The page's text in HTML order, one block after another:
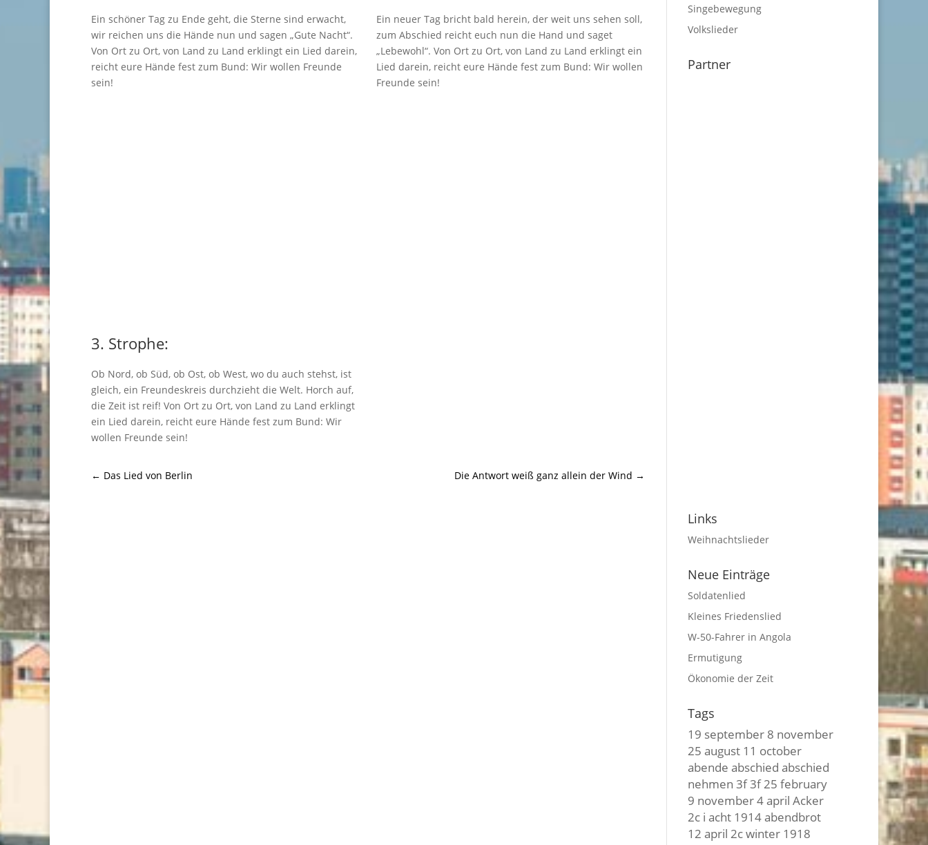
Ein schöner Tag zu Ende geht, die Sterne sind erwacht,
wir reichen uns die Hände nun und sagen „Gute Nacht“.
Von Ort zu Ort, von Land zu Land erklingt ein Lied darein,
reicht eure Hände fest zum Bund: Wir wollen Freunde
sein!
Ein neuer Tag bricht bald herein, der weit uns sehen soll,
zum Abschied reicht euch nun die Hand und saget
„Lebewohl“. Von Ort zu Ort, von Land zu Land erklingt ein
Lied darein, reicht eure Hände fest zum Bund: Wir wollen
Freunde sein!
3. Strophe:
Ob Nord, ob Süd, ob Ost, ob West, wo du auch stehst, ist
gleich, ein Freundeskreis durchzieht die Welt. Horch auf,
die Zeit ist reif! Von Ort zu Ort, von Land zu Land erklingt
ein Lied darein, reicht eure Hände fest zum Bund: Wir
wollen Freunde sein!
← Das Lied von Berlin Die Antwort weiß ganz allein der Wind →
Singebewegung
Volkslieder
Partner
Links
Weihnachtslieder
Neue Einträge
Soldatenlied
Kleines Friedenslied
W-50-Fahrer in Angola
Ermutigung
Ökonomie der Zeit
Tags
19 september 8 november
25 august 11 october
abende abschied abschied
nehmen 3f 3f25 february
9 november4 april Acker
2c i acht 1914abendbrot
12 april 2c winter 1918